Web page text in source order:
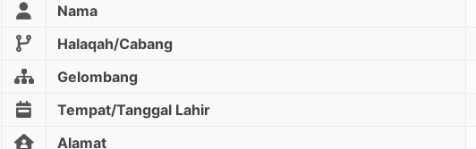
Nama
Halaqah/Cabang
Gelombang
Tempat/Tanggal Lahir
Alamat